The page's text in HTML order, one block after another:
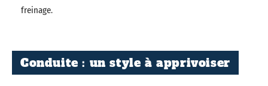
freinage.
Conduite : un style à apprivoiser